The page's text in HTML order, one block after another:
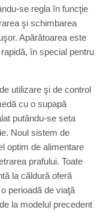
se regla în funcţie
şi schimbarea
Apărătoarea este
în special pentru
utilizare şi de control
cu o supapă
putându-se seta
Noul sistem de
optim de alimentare
prafului. Toate
la căldură oferă
perioadă de viaţă
la modelul precedent